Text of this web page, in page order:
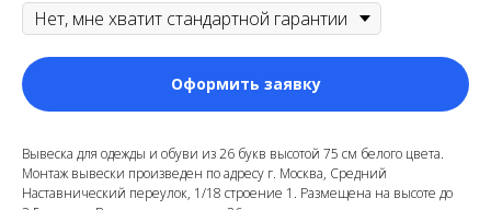
Оформить заявку
Вывеска для одежды и обуви из 26 букв высотой 75 см белого цвета.
Монтаж вывески произведен по адресу г. Москва, Средний
Наставнический переулок, 1/18 строение 1 . Размещена на высоте до